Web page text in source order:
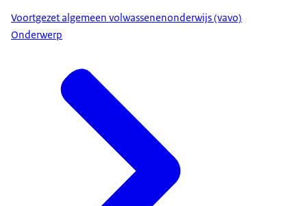
Voortgezet algemeen volwassenenonderwijs (vavo)
Onderwerp